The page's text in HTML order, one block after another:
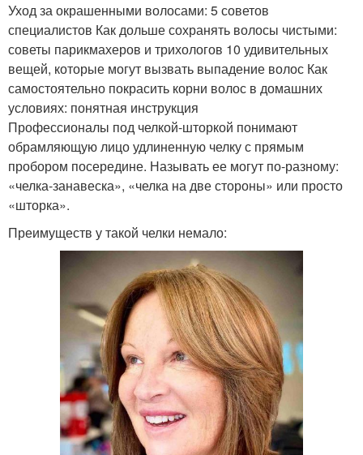
Уход за окрашенными волосами: 5 советов
специалистов Как дольше сохранять волосы чистыми:
советы парикмахеров и трихологов 10 удивительных
вещей, которые могут вызвать выпадение волос Как
самостоятельно покрасить корни волос в домашних
условиях: понятная инструкция
Профессионалы под челкой-шторкой понимают
обрамляющую лицо удлиненную челку с прямым
пробором посередине. Называть ее могут по-разному:
«челка-занавеска», «челка на две стороны» или просто
«шторка».
Преимуществ у такой челки немало: